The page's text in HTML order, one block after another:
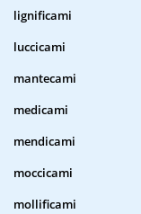
lignificami
luccicami
mantecami
medicami
mendicami
moccicami
mollificami